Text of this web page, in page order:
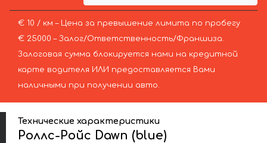
€ 10 / км – Цена за превышение лимита по пробегу
€ 25000 – Залог/Ответственность/Франшиза.
Залоговая сумма блокируется нами на кредитной
карте водителя ИЛИ предоставляется Вами
наличными при получении авто.
Технические характеристики
Роллс-Ройс Dawn (blue)